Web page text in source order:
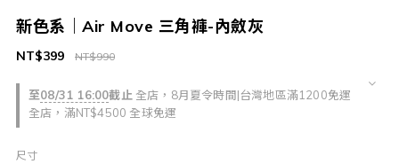
新色系｜Air Move 三角褲-內斂灰
至08/31 16:00截止 全店，8月夏令時間|台灣地區滿1200免運
全店，滿NT$4500 全球免運
NT$990
NT$399
尺寸